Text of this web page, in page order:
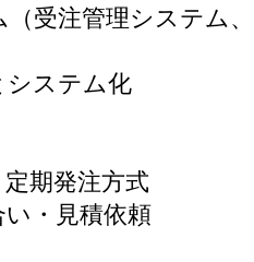
受注管理システム
システム化
発注方式
・見積依頼